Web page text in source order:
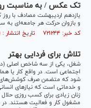
تک عکس / به مناسبت
یازدهم اردیبهشت مصادف با روز
و بازوان حرکت هر جامعه‌ای به
کد خبر: ۷۲۱۲۴۴ تاریخ انتشار : ۱۴۰۰/۰۲/۱۱
تلاش برای فردایی بهتر
شغل، یکی از سه شاخص اصلی
اجتماعی است. در واقع کار یا
شود که متضمن صرف کوشش‌های
و خدماتی است که نیاز‌های
زنان زیادی برای کسب روزی
مشغول کار و فعالیت هستند.